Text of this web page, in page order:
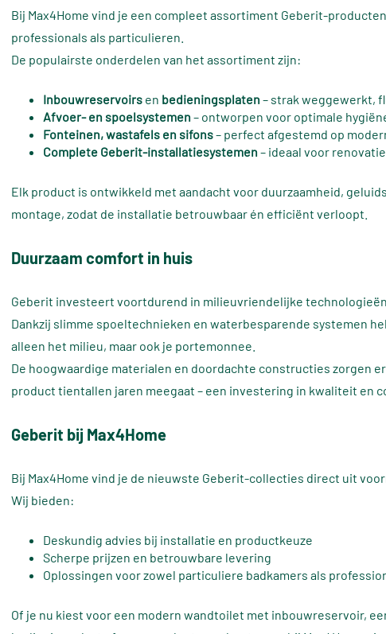
Bij Max4Home vind je een compleet assortiment Geberit-
professionals als particulieren.
De populairste onderdelen van het assortiment zijn:
Inbouwreservoirs en bedieningsplaten– strak weggewerkt,
Afvoer- en spoelsystemen– ontworpen voor optimale
Fonteinen, wastafels en sifons– perfect afgestemd op
Complete Geberit-installatiesystemen– ideaal voor
Elk product is ontwikkeld met aandacht voor duurzaamheid,
montage, zodat de installatie betrouwbaar én efficiënt verloopt.
Duurzaam comfort in huis
Geberit investeert voortdurend in milieuvriendelijke technologieën.
Dankzij slimme spoeltechnieken en waterbesparende systemen
alleen het milieu, maar ook je portemonnee.
De hoogwaardige materialen en doordachte constructies zorgen
product tientallen jaren meegaat – een investering in kwaliteit en
Geberit bij Max4Home
Bij Max4Home vind je de nieuwste Geberit-collecties direct uit
Wij bieden:
Deskundig advies bij installatie en productkeuze
Scherpe prijzen en betrouwbare levering
Oplossingen voor zowel particuliere badkamers als
Of je nu kiest voor een modern wandtoilet met inbouwreservoir,